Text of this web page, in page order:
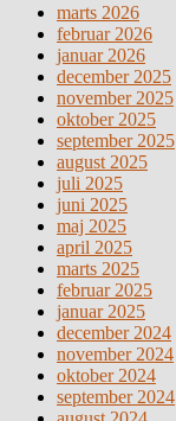
marts 2026
februar 2026
januar 2026
december 2025
november 2025
oktober 2025
september 2025
august 2025
juli 2025
juni 2025
maj 2025
april 2025
marts 2025
februar 2025
januar 2025
december 2024
november 2024
oktober 2024
september 2024